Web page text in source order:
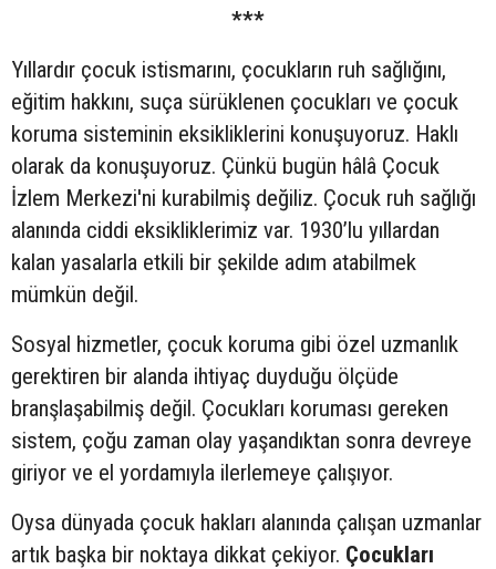
***
Yıllardır çocuk istismarını, çocukların ruh sağlığını,
eğitim hakkını, suça sürüklenen çocukları ve çocuk
koruma sisteminin eksikliklerini konuşuyoruz. Haklı
olarak da konuşuyoruz. Çünkü bugün hâlâ Çocuk
İzlem Merkezi'ni kurabilmiş değiliz. Çocuk ruh sağlığı
alanında ciddi eksikliklerimiz var. 1930’lu yıllardan
kalan yasalarla etkili bir şekilde adım atabilmek
mümkün değil.
Sosyal hizmetler, çocuk koruma gibi özel uzmanlık
gerektiren bir alanda ihtiyaç duyduğu ölçüde
branşlaşabilmiş değil. Çocukları koruması gereken
sistem, çoğu zaman olay yaşandıktan sonra devreye
giriyor ve el yordamıyla ilerlemeye çalışıyor.
Oysa dünyada çocuk hakları alanında çalışan uzmanlar
artık başka bir noktaya dikkat çekiyor. Çocukları